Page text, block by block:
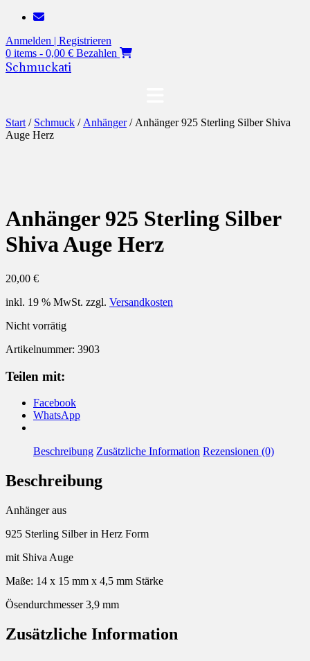
Zum
springen
Anmelden | Registrieren
0 items - 0,00 € Bezahlen
Schmuckati
Start / Schmuck / Anhänger/ Anhänger 925 Sterling Silber Shiva
Auge Herz
Anhänger 925 Sterling Silber
Shiva Auge Herz
20,00 €
inkl. 19 % MwSt. zzgl. Versandkosten
Nicht vorrätig
Artikelnummer: 3903
Teilen mit:
Facebook
WhatsApp
Beschreibung Zusätzliche Information Rezensionen (0)
Beschreibung
Anhänger aus
925 Sterling Silber in Herz Form
mit Shiva Auge
Maße: 14 x 15 mm x 4,5 mm Stärke
Ösendurchmesser 3,9 mm
Zusätzliche Information